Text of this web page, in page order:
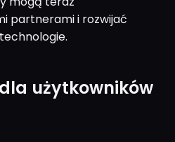
partnerami i rozwijać
użytkowników